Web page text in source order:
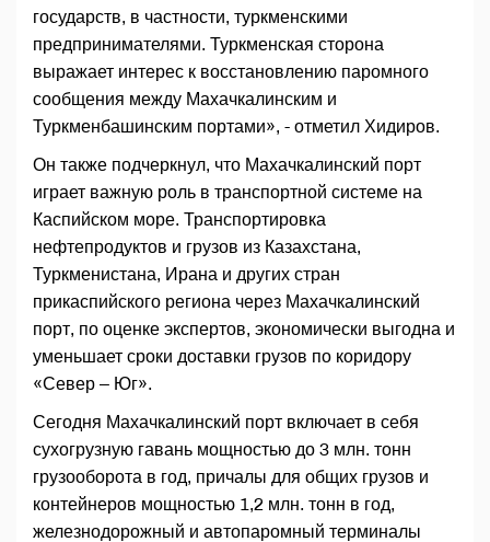
государств, в частности, туркменскими
предпринимателями. Туркменская сторона
выражает интерес к восстановлению паромного
сообщения между Махачкалинским и
Туркменбашинским портами», - отметил Хидиров.
Он также подчеркнул, что Махачкалинский порт
играет важную роль в транспортной системе на
Каспийском море. Транспортировка
нефтепродуктов и грузов из Казахстана,
Туркменистана, Ирана и других стран
прикаспийского региона через Махачкалинский
порт, по оценке экспертов, экономически выгодна и
уменьшает сроки доставки грузов по коридору
«Север – Юг».
Сегодня Махачкалинский порт включает в себя
сухогрузную гавань мощностью до 3 млн. тонн
грузооборота в год, причалы для общих грузов и
контейнеров мощностью 1,2 млн. тонн в год,
железнодорожный и автопаромный терминалы